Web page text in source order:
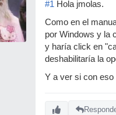
#1 Hola jmolas.
Como en el
por Windows y la
y haría click en
deshabilitaría la
Y a ver si con eso